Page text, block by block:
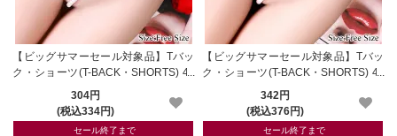
【ビッグサマーセール対象品】Tバッ
ク・ショーツ(T-BACK・SHORTS) 40
304円
(税込334円)
【ビッグサマーセール対象品】Tバッ
ク・ショーツ(T-BACK・SHORTS) 40
342円
(税込376円)